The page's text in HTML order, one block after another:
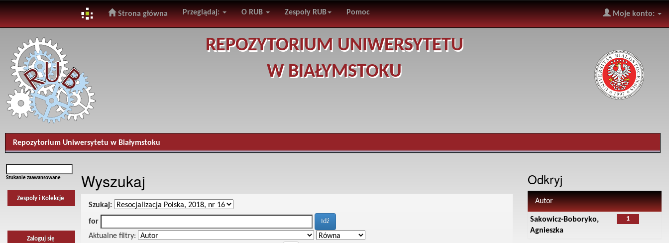
navigation
Strona główna Przeglądaj: O RUB Zespoły RUB Pomoc Moje konto:
REPOZYTORIUM UNIWERSYTETU
W BIAŁYMSTOKU
Repozytorium Uniwersytetu w Białymstoku
Szukanie zaawansowane
Zespoły i Kolekcje
Zaloguj się
Wyszukaj
Szukaj:
for
Aktualne filtry:
Odkryj
Autor
1
Sakowicz-Boboryko,
Agnieszka